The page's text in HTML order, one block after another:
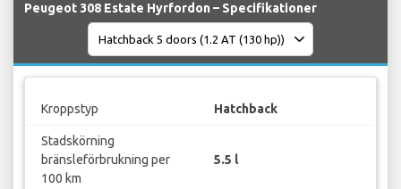
Peugeot 308 Estate Hyrfordon – Specifikationer
Kroppstyp Hatchback
Stadskörning
bränsleförbrukning per
100 km
5.5 l